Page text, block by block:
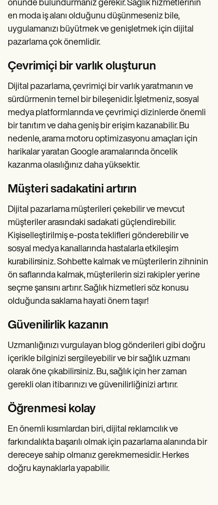
önünde bulundurmanız gerekir. Sağlık hizmetlerinin
en moda iş alanı olduğunu düşünmeseniz bile,
uygulamanızı büyütmek ve genişletmek için dijital
pazarlama çok önemlidir.
Çevrimiçi bir varlık oluşturun
Dijital pazarlama, çevrimiçi bir varlık yaratmanın ve
sürdürmenin temel bir bileşenidir. İşletmeniz, sosyal
medya platformlarında ve çevrimiçi dizinlerde önemli
bir tanıtım ve daha geniş bir erişim kazanabilir. Bu
nedenle, arama motoru optimizasyonu amaçları için
harikalar yaratan Google aramalarında öncelik
kazanma olasılığınız daha yüksektir.
Müşteri sadakatini artırın
Dijital pazarlama müşterileri çekebilir ve mevcut
müşteriler arasındaki sadakati güçlendirebilir.
Kişiselleştirilmiş e-posta teklifleri gönderebilir ve
sosyal medya kanallarında hastalarla etkileşim
kurabilirsiniz. Sohbette kalmak ve müşterilerin zihninin
ön saflarında kalmak, müşterilerin sizi rakipler yerine
seçme şansını artırır. Sağlık hizmetleri söz konusu
olduğunda saklama hayati önem taşır!
Güvenilirlik kazanın
Uzmanlığınızı vurgulayan blog gönderileri gibi doğru
içerikle bilginizi sergileyebilir ve bir sağlık uzmanı
olarak öne çıkabilirsiniz. Bu, sağlık için her zaman
gerekli olan itibarınızı ve güvenilirliğinizi artırır.
Öğrenmesi kolay
En önemli kısımlardan biri, dijital reklamcılık ve
farkındalıkta başarılı olmak için pazarlama alanında bir
dereceye sahip olmanız gerekmemesidir. Herkes
doğru kaynaklarla yapabilir.